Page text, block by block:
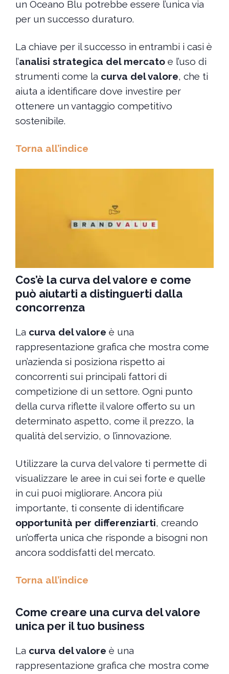
un Oceano Blu potrebbe essere l’unica via
per un successo duraturo.
La chiave per il successo in entrambi i casi è
l’analisi strategica del mercatoe l’uso di
strumenti come la curva del valore, che ti
aiuta a identificare dove investire per
ottenere un vantaggio competitivo
sostenibile.
Torna all’indice
Cos’è la curva del valore e come
può aiutarti a distinguerti dalla
concorrenza
La curva del valore è una
rappresentazione grafica che mostra come
un’azienda si posiziona rispetto ai
concorrenti sui principali fattori di
competizione di un settore. Ogni punto
della curva riflette il valore offerto su un
determinato aspetto, come il prezzo, la
qualità del servizio, o l’innovazione.
Utilizzare la curva del valore ti permette di
visualizzare le aree in cui sei forte e quelle
in cui puoi migliorare. Ancora più
importante, ti consente di identificare
opportunità per differenziarti, creando
un’offerta unica che risponde a bisogni non
ancora soddisfatti del mercato.
Torna all’indice
Come creare una curva del valore
unica per il tuo business
La curva del valore è una
rappresentazione grafica che mostra come